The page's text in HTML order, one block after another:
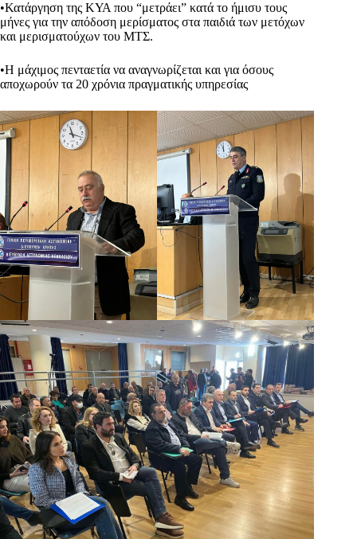
•Κατάργηση της ΚΥΑ που “μετράει” κατά το ήμισυ τους
μήνες για την απόδοση μερίσματος στα παιδιά των μετόχων
και μερισματούχων του ΜΤΣ.
•Η μάχιμος πενταετία να αναγνωρίζεται και για όσους
αποχωρούν τα 20 χρόνια πραγματικής υπηρεσίας